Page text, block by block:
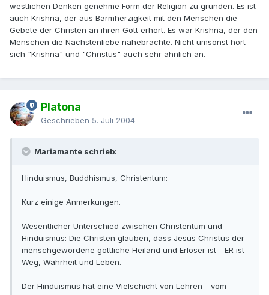
westlichen Denken genehme Form der Religion zu gründen. Es ist
auch Krishna, der aus Barmherzigkeit mit den Menschen die
Gebete der Christen an ihren Gott erhört. Es war Krishna, der den
Menschen die Nächstenliebe nahebrachte. Nicht umsonst hört
sich "Krishna" und "Christus" auch sehr ähnlich an.
Platona
Geschrieben 5. Juli 2004
Mariamante schrieb:
Hinduismus, Buddhismus, Christentum:
Kurz einige Anmerkungen.
Wesentlicher Unterschied zwischen Christentum und
Hinduismus: Die Christen glauben, dass Jesus Christus der
menschgewordene göttliche Heiland und Erlöser ist - ER ist
Weg, Wahrheit und Leben.
Der Hinduismus hat eine Vielschicht von Lehren - vom